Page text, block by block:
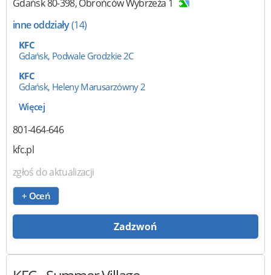
Gdańsk80-398,Obrońców Wybrzeża 1
inne oddziały(14)
KFC
Gdańsk, Podwale Grodzkie 2C
KFC
Gdańsk, Heleny Marusarzówny 2
Więcej
801-464-646
kfc.pl
zgłoś do aktualizacji
+ Oceń
Zadzwoń